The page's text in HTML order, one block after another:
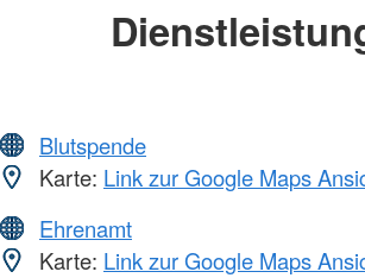
Blutspende
Karte: Link zur Google Maps
Ehrenamt
Karte: Link zur Google Maps